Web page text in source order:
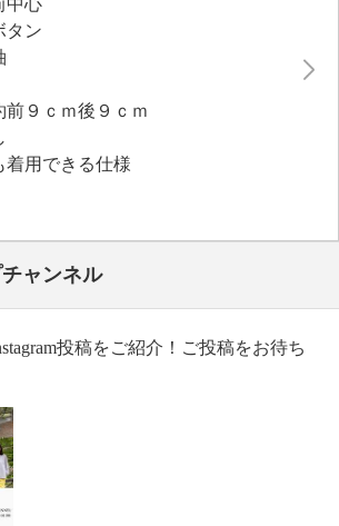
パンツ合わせにもスカート合わせ
しやすいバランスです。ご家庭で
イージーケアで、デイリーユース
ドローブに欠かせない一枚です。
タン
前９ｃｍ後９ｃｍ
着用できる仕様
ル７８％、綿１５％、麻７％
エステル９０％、綿１０％
表示ラベル）】
不可
吊り干し
可（中温）
グ：石油系ドライクリーニング可
ング：可
アラベル）】
変退色注意
ャンネル
投稿をご紹介！ご投稿をお待ち